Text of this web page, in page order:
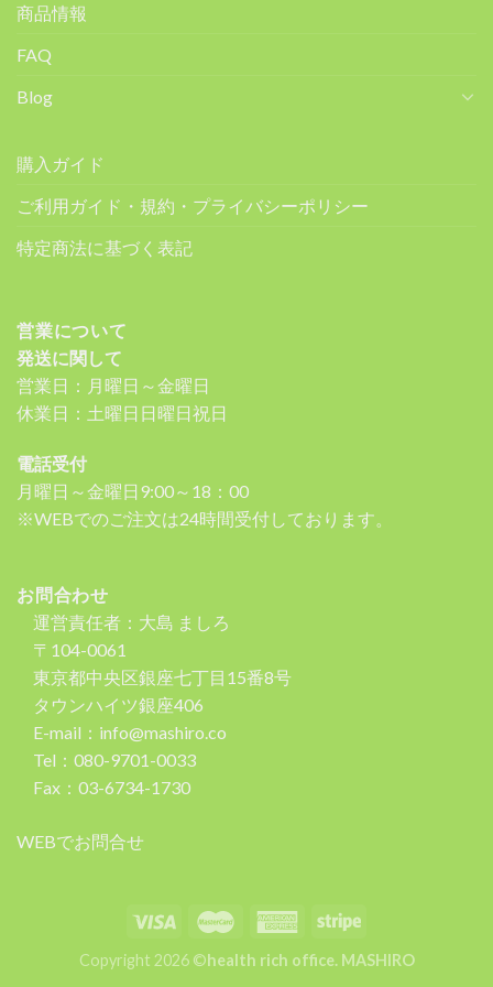
商品情報
FAQ
Blog
購入ガイド
ご利用ガイド・規約・プライバシーポリシー
特定商法に基づく表記
営業について
発送に関して
営業日：月曜日～金曜日
休業日：土曜日日曜日祝日
電話受付
月曜日～金曜日9:00～18：00
※WEBでのご注文は24時間受付しております。
お問合わせ
運営責任者：大島 ましろ
〒104-0061
東京都中央区銀座七丁目15番8号
タウンハイツ銀座406
E-mail：info@mashiro.co
Tel：080-9701-0033
Fax：03-6734-1730
WEBでお問合せ
Copyright 2026 ©health rich office. MASHIRO